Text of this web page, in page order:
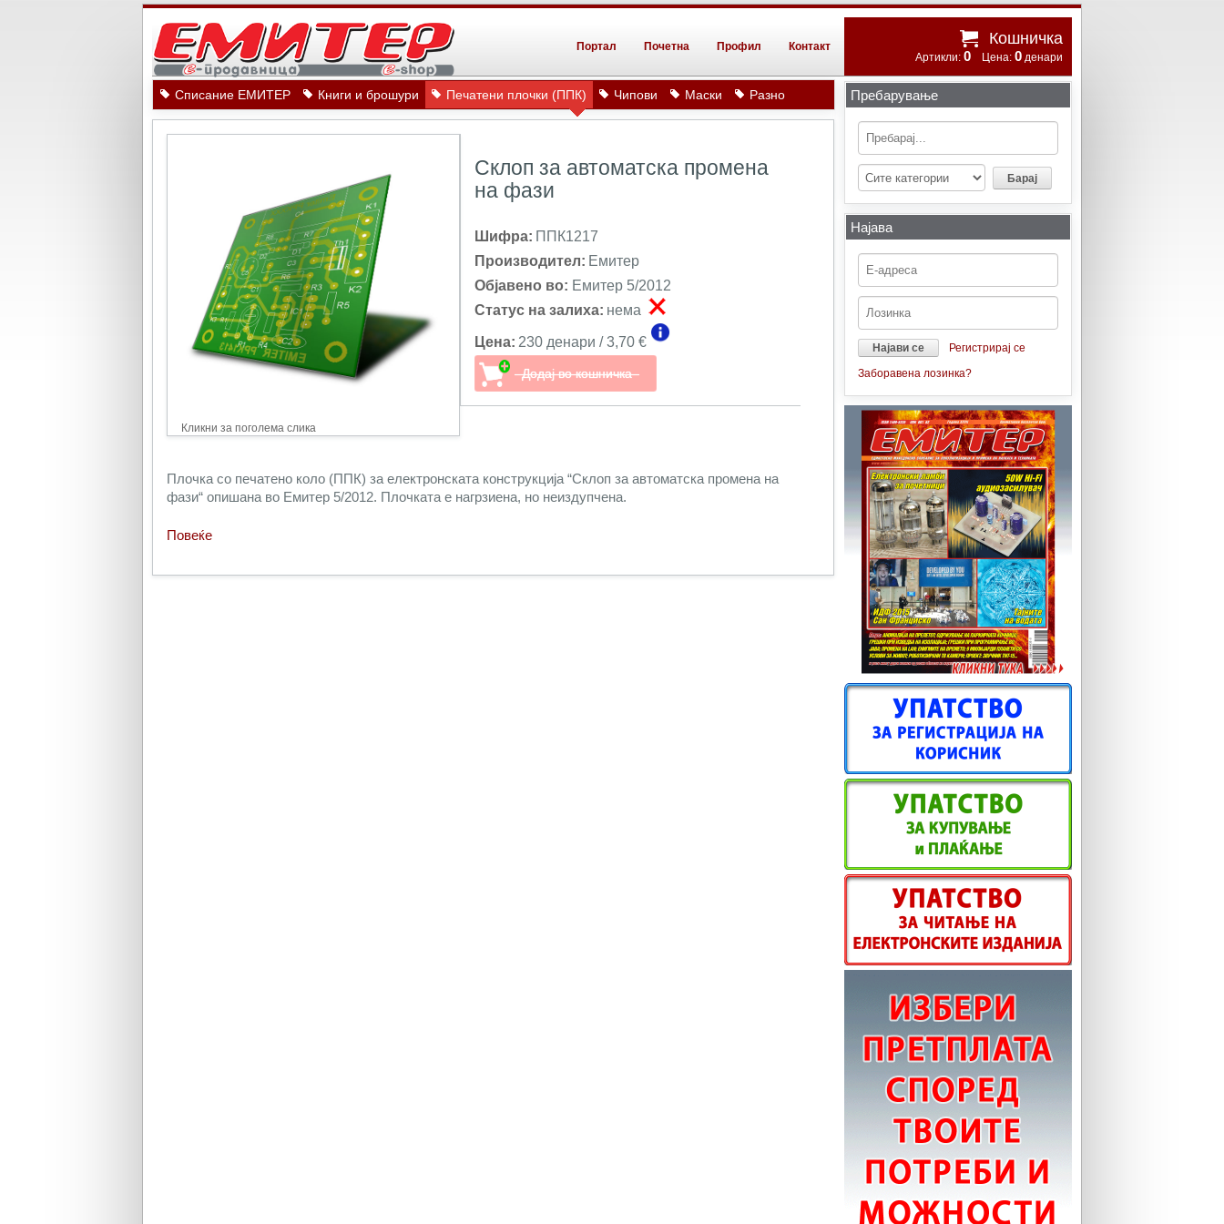
Кошничка
Артикли: 0 Цена: 0 денари
Портал Почетна Профил Контакт
Списание ЕМИТЕР Книги и брошури Печатени плочки (ППК) Чипови Маски Разно
Кликни за поголема слика
Склоп за автоматска промена
на фази
Шифра: ППК1217
Производител: Емитер
Објавено во: Емитер 5/2012
Статус на залиха: нема
Цена: 230 денари / 3,70 €
Плочка со печатено коло (ППК) за електронската конструкција “Склоп за автоматска промена на
фази“ опишана во Емитер 5/2012. Плочката е нагрзиена, но неиздупчена.
Повеќе
Пребарување
Најава
Регистрирај се
Заборавена лозинка?